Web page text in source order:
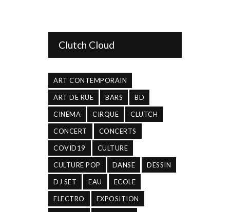
Clutch Cloud
ART CONTEMPORAIN
ART DE RUE BARS BD
CINÉMA CIRQUE CLUTCH
CONCERT CONCERTS
COVID19 CULTURE
CULTURE POP DANSE DESSIN
DJ SET EAU ECOLE
ELECTRO EXPOSITION